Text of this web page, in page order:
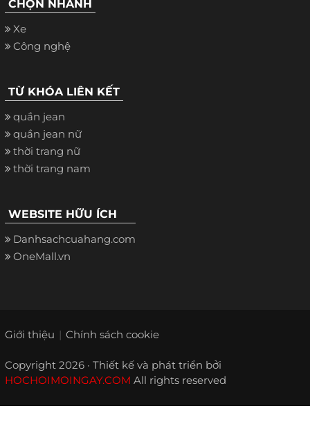
CHỌN NHANH
Xe
Công nghệ
TỪ KHÓA LIÊN KẾT
quần jean
quần jean nữ
thời trang nữ
thời trang nam
WEBSITE HỮU ÍCH
Danhsachcuahang.com
OneMall.vn
Giới thiệu Chính sách cookie
Copyright 2026 · Thiết kế và phát triển bởi
HOCHOIMOINGAY.COM All rights reserved